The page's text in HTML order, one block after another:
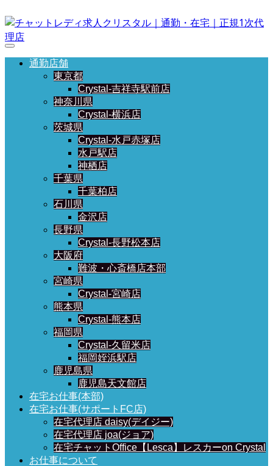
通勤店舗
東京都
Crystal-吉祥寺駅前店
神奈川県
Crystal-横浜店
茨城県
Crystal-水戸赤塚店
水戸駅店
神栖店
千葉県
千葉柏店
石川県
金沢店
長野県
Crystal-長野松本店
大阪府
難波・心斎橋店本部
宮崎県
Crystal-宮崎店
熊本県
Crystal-熊本店
福岡県
Crystal-久留米店
福岡姪浜駅店
鹿児島県
鹿児島天文館店
在宅お仕事(本部)
在宅お仕事(サポートFC店)
在宅代理店 daisy(デイジー)
在宅代理店 joa(ジョア)
在宅チャットOffice【Lesca】レスカーon Crystal
お仕事について